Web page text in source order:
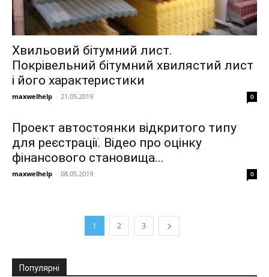
Хвильовий бітумний лист.
Покрівельний бітумний хвилястий лист
і його характеристики
maxwelhelp - 21.05.2019 0
Проект автостоянки відкритого типу
для реєстрації. Відео про оцінку
фінансового становища...
maxwelhelp - 08.05.2019 0
1 2 3
Популярні